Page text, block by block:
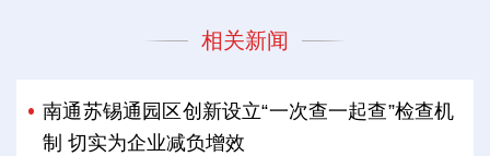
相关新闻
南通苏锡通园区创新设立“一次查一起查”检查机
制 切实为企业减负增效